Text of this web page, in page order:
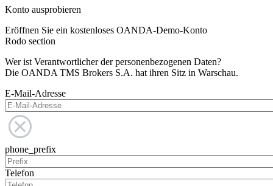
Konto ausprobieren
Eröffnen Sie ein kostenloses OANDA-Demo-Konto
Rodo section
Wer ist Verantwortlicher der personenbezogenen Daten?
Die OANDA TMS Brokers S.A. hat ihren Sitz in Warschau.
E-Mail-Adresse
phone_prefix
Telefon